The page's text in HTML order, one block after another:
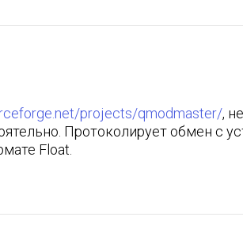
projects/qmodmaster/,
Протоколирует обмен с
Float.